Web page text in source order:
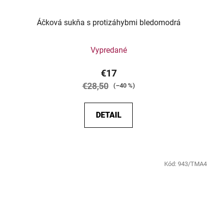
Áčková sukňa s protizáhybmi bledomodrá
Vypredané
€17
€28,50 (–40 %)
DETAIL
Kód: 943/TMA4